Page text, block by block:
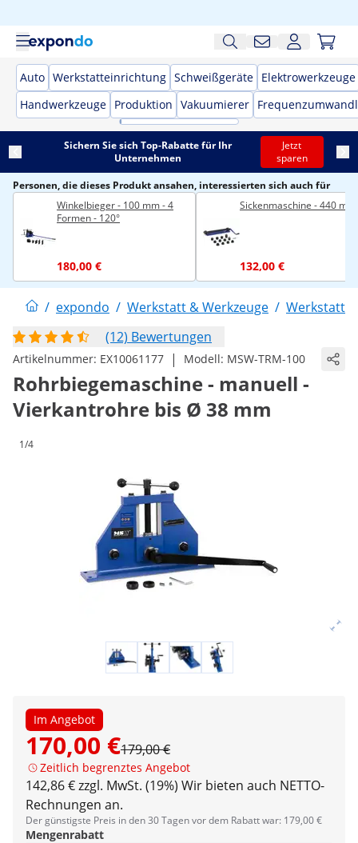
Auto Werkstatteinrichtung Schweißgeräte Elektrowerkzeuge
Handwerkzeuge Produktion Vakuumierer
Sichern Sie sich Top-Rabatte für Ihr
Unternehmen
Jetzt
sparen
Personen, die dieses Produkt ansahen, interessierten sich auch für
Winkelbieger - 100 mm - 4
Formen - 120°
180,00 €
Sickenmaschine - 440 mm
132,00 €
/ expondo / Werkstatt & Werkzeuge /
(12) Bewertungen
Artikelnummer: EX10061177 | Modell: MSW-TRM-100
Rohrbiegemaschine - manuell -
Vierkantrohre bis Ø 38 mm
1/4
Im Angebot
170,00 €179,00 €
Zeitlich begrenztes Angebot
142,86 € zzgl. MwSt. (19%) Wir bieten auch NETTO-
Rechnungen an.
Der günstigste Preis in den 30 Tagen vor dem Rabatt war: 179,00 €
Mengenrabatt